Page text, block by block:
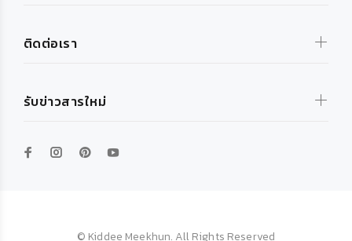
ติดต่อเรา
รับข่าวสารใหม่
© Kiddee Meekhun. All Rights Reserved